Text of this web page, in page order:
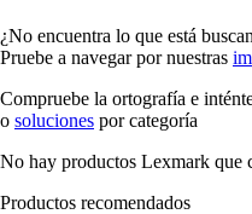
¿No encuentra lo que está
Pruebe a navegar por nuestras
Compruebe la ortografía e
o soluciones por categoría
No hay productos Lexmark que
Productos recomendados